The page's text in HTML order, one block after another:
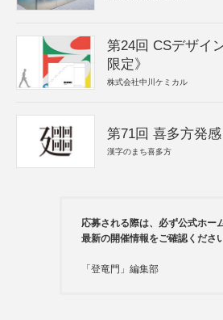
第24回 CSデザイ
限定》
株式会社中川ケミカル
第71回 喜多方発
漢字のまち喜多方
応募される際は、必ず公式ホー
最新の開催情報をご確認ください
「登竜門」編集部